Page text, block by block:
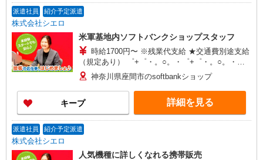
派遣社員 紹介予定派遣
株式会社シエロ
米軍基地内ソフトバンクショップスタッフ
時給1700円〜 ※残業代支給 ★交通費別途支給
（規定あり） ゜+゜・。○。・゜+゜・。○。・゜
+゜ 入社祝い金10万円支給(規定有) お友達を紹介
頂くと, インセンティブ支給(規定有) ★月2回払
い・週払い可能（規程有）★ ゜・。○。・゜
+゜・。○。・゜+゜
神奈川県座間市のsoftbankショップ
キープ 詳細を見る
派遣社員 紹介予定派遣
株式会社シエロ
人気機種に詳しくなれる携帯販売